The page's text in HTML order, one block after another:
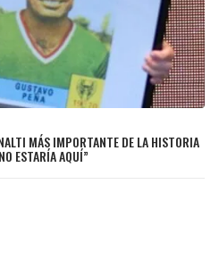
MÁS IMPORTANTE DE LA HISTORIA
ESTARÍA AQUÍ”